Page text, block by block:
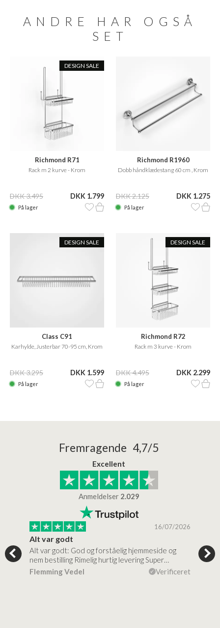
ANDRE HAR OGSÅ
SET
DESIGN SALE
Richmond R71
Rack m 2 kurve - Krom
DKK 3.495 DKK 1.799
På lager
Richmond R1960
Dobb håndklædestang 60 cm , Krom
DKK 2.125 DKK 1.275
På lager
DESIGN SALE
Class C91
Karhylde, Justerbar 70-95 cm, Krom
DKK 3.295 DKK 1.599
På lager
DESIGN SALE
Richmond R72
Rack m 3 kurve - Krom
DKK 4.495 DKK 2.299
På lager
Fremragende 4,7/5
Excellent
Anmeldelser 2.029
for…
16/07/2026
Alt var godt
Alt var godt: God og forståelig hjemmeside og
nem bestilling Rimelig hurtig levering Super…
Flemming Vedel
Verificeret
Jeg
en